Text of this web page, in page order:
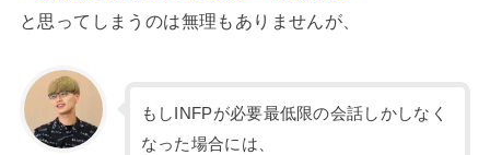
と思ってしまうのは無理もありませんが、
もしINFPが必要最低限の会話しかしなく
なった場合には、